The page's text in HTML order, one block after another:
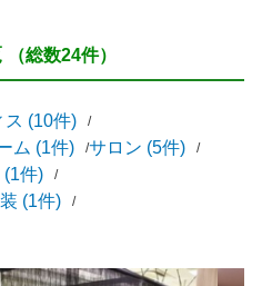
（総数24件）
ス (10件)
ム (1件)
サロン (5件)
(1件)
(1件)